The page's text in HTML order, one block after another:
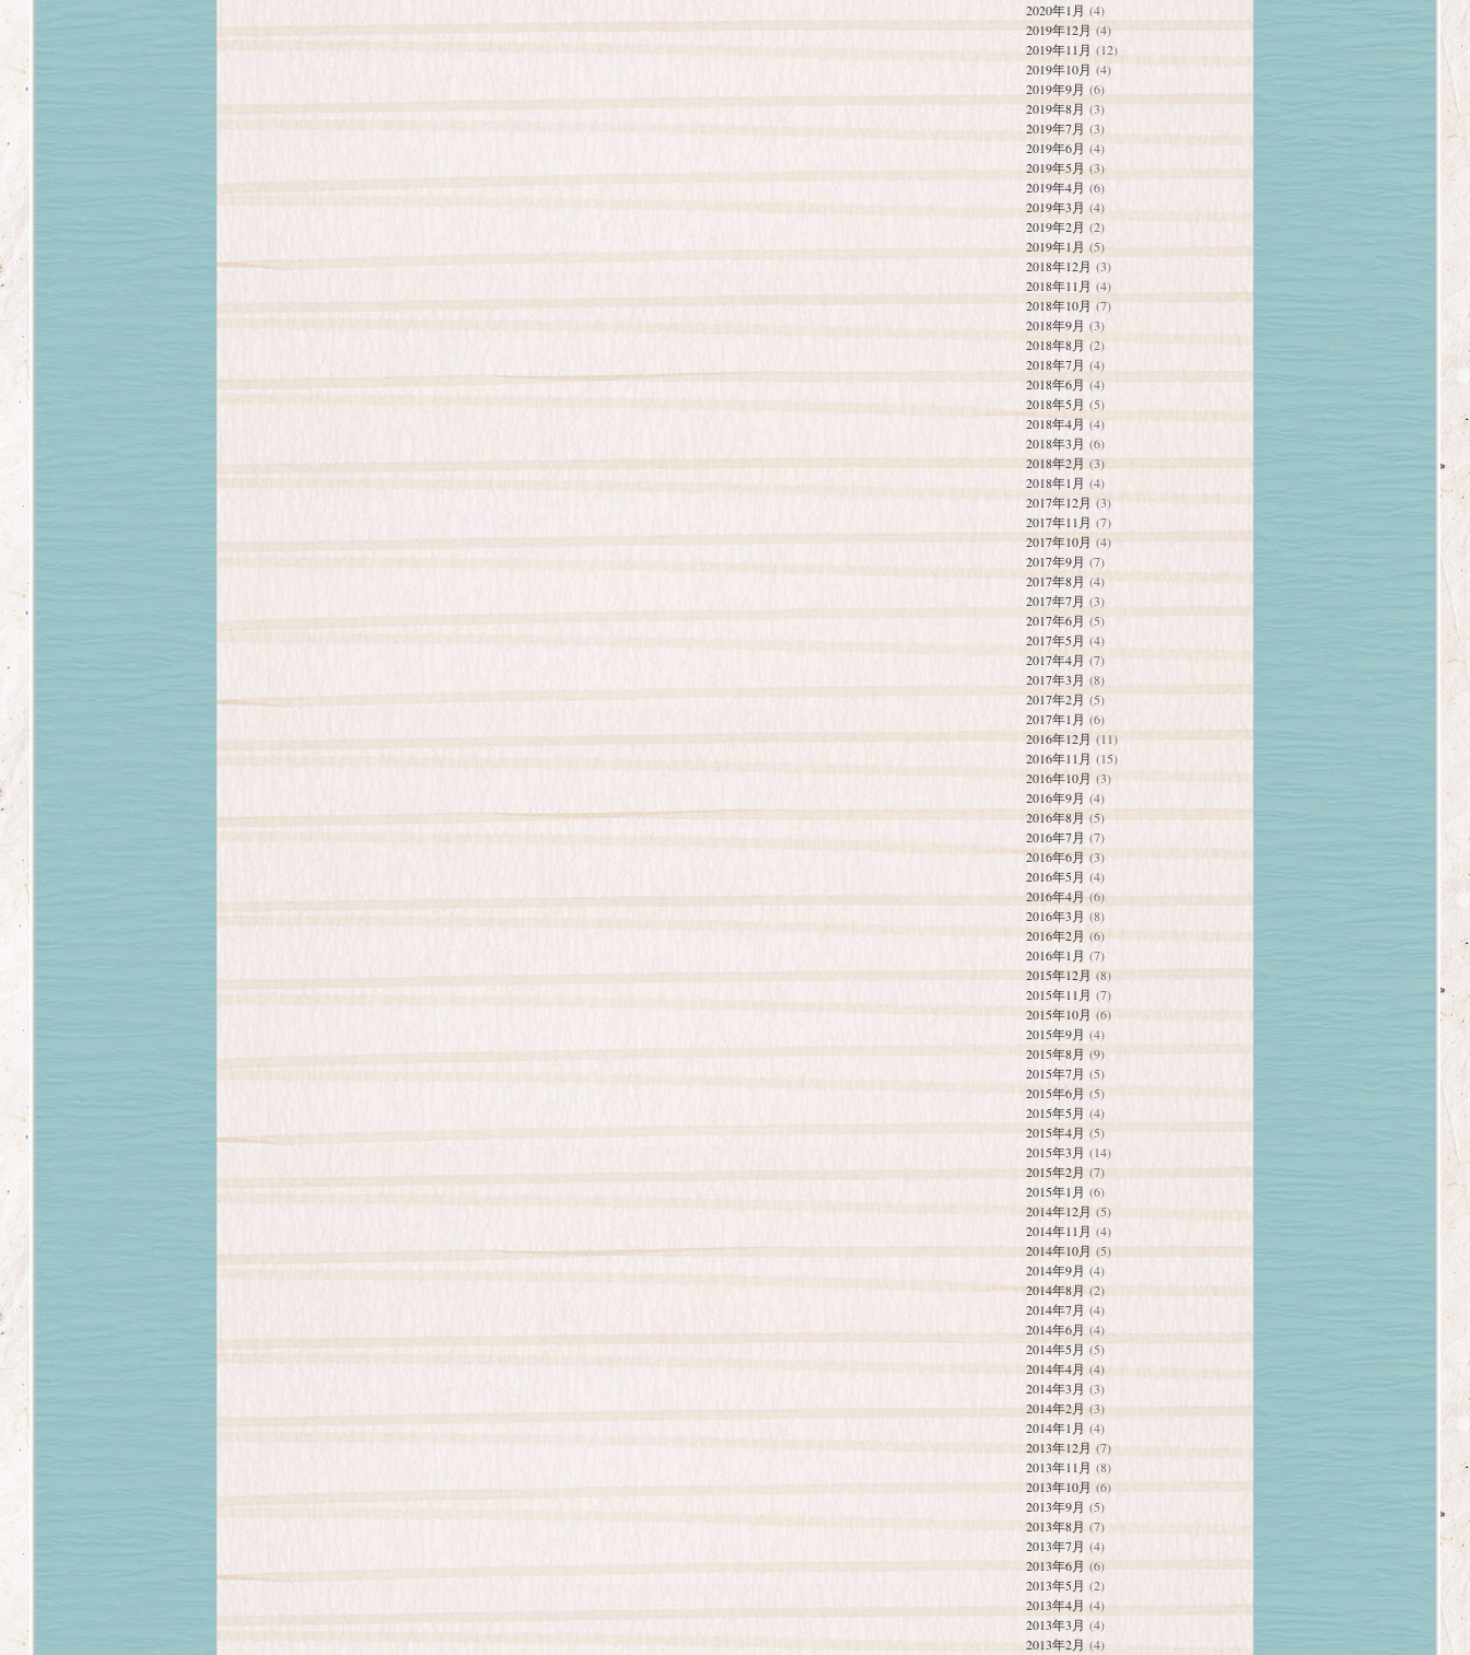
2020年1月 (4)
2019年12月 (4)
2019年11月 (12)
2019年10月 (4)
2019年9月 (6)
2019年8月 (3)
2019年7月 (3)
2019年6月 (4)
2019年5月(3)
2019年4月 (6)
2019年3月 (4)
2019年2月 (2)
2019年1月 (5)
2018年12月 (3)
2018年11月 (4)
2018年10月(7)
2018年9月 (3)
2018年8月 (2)
2018年7月 (4)
2018年6月 (4)
2018年5月 (5)
2018年4月(4)
2018年3月 (6)
2018年2月 (3)
2018年1月 (4)
2017年12月 (3)
2017年11月 (7)
2017年10月 (4)
2017年9月 (7)
2017年8月 (4)
2017年7月 (3)
2017年6月 (5)
2017年5月 (4)
2017年4月 (7)
2017年3月 (8)
2017年2月 (5)
2017年1月 (6)
2016年12月 (11)
2016年11月 (15)
2016年10月 (3)
2016年9月 (4)
2016年8月 (5)
2016年7月 (7)
2016年6月(3)
2016年5月 (4)
2016年4月 (6)
2016年3月 (8)
2016年2月 (6)
2016年1月 (7)
2015年12月 (8)
2015年11月 (7)
2015年10月 (6)
2015年9月 (4)
2015年8月 (9)
2015年7月 (5)
2015年6月 (5)
2015年5月 (4)
2015年4月 (5)
2015年3月 (14)
2015年2月 (7)
2015年1月 (6)
2014年12月 (5)
2014年11月 (4)
2014年10月 (5)
2014年9月 (4)
2014年8月 (2)
2014年7月 (4)
2014年6月 (4)
2014年5月 (5)
2014年4月 (4)
2014年3月 (3)
2014年2月(3)
2014年1月 (4)
2013年12月 (7)
2013年11月 (8)
2013年10月 (6)
2013年9月 (5)
2013年8月 (7)
2013年7月 (4)
2013年6月 (6)
2013年5月 (2)
2013年4月 (4)
2013年3月 (4)
2013年2月(4)